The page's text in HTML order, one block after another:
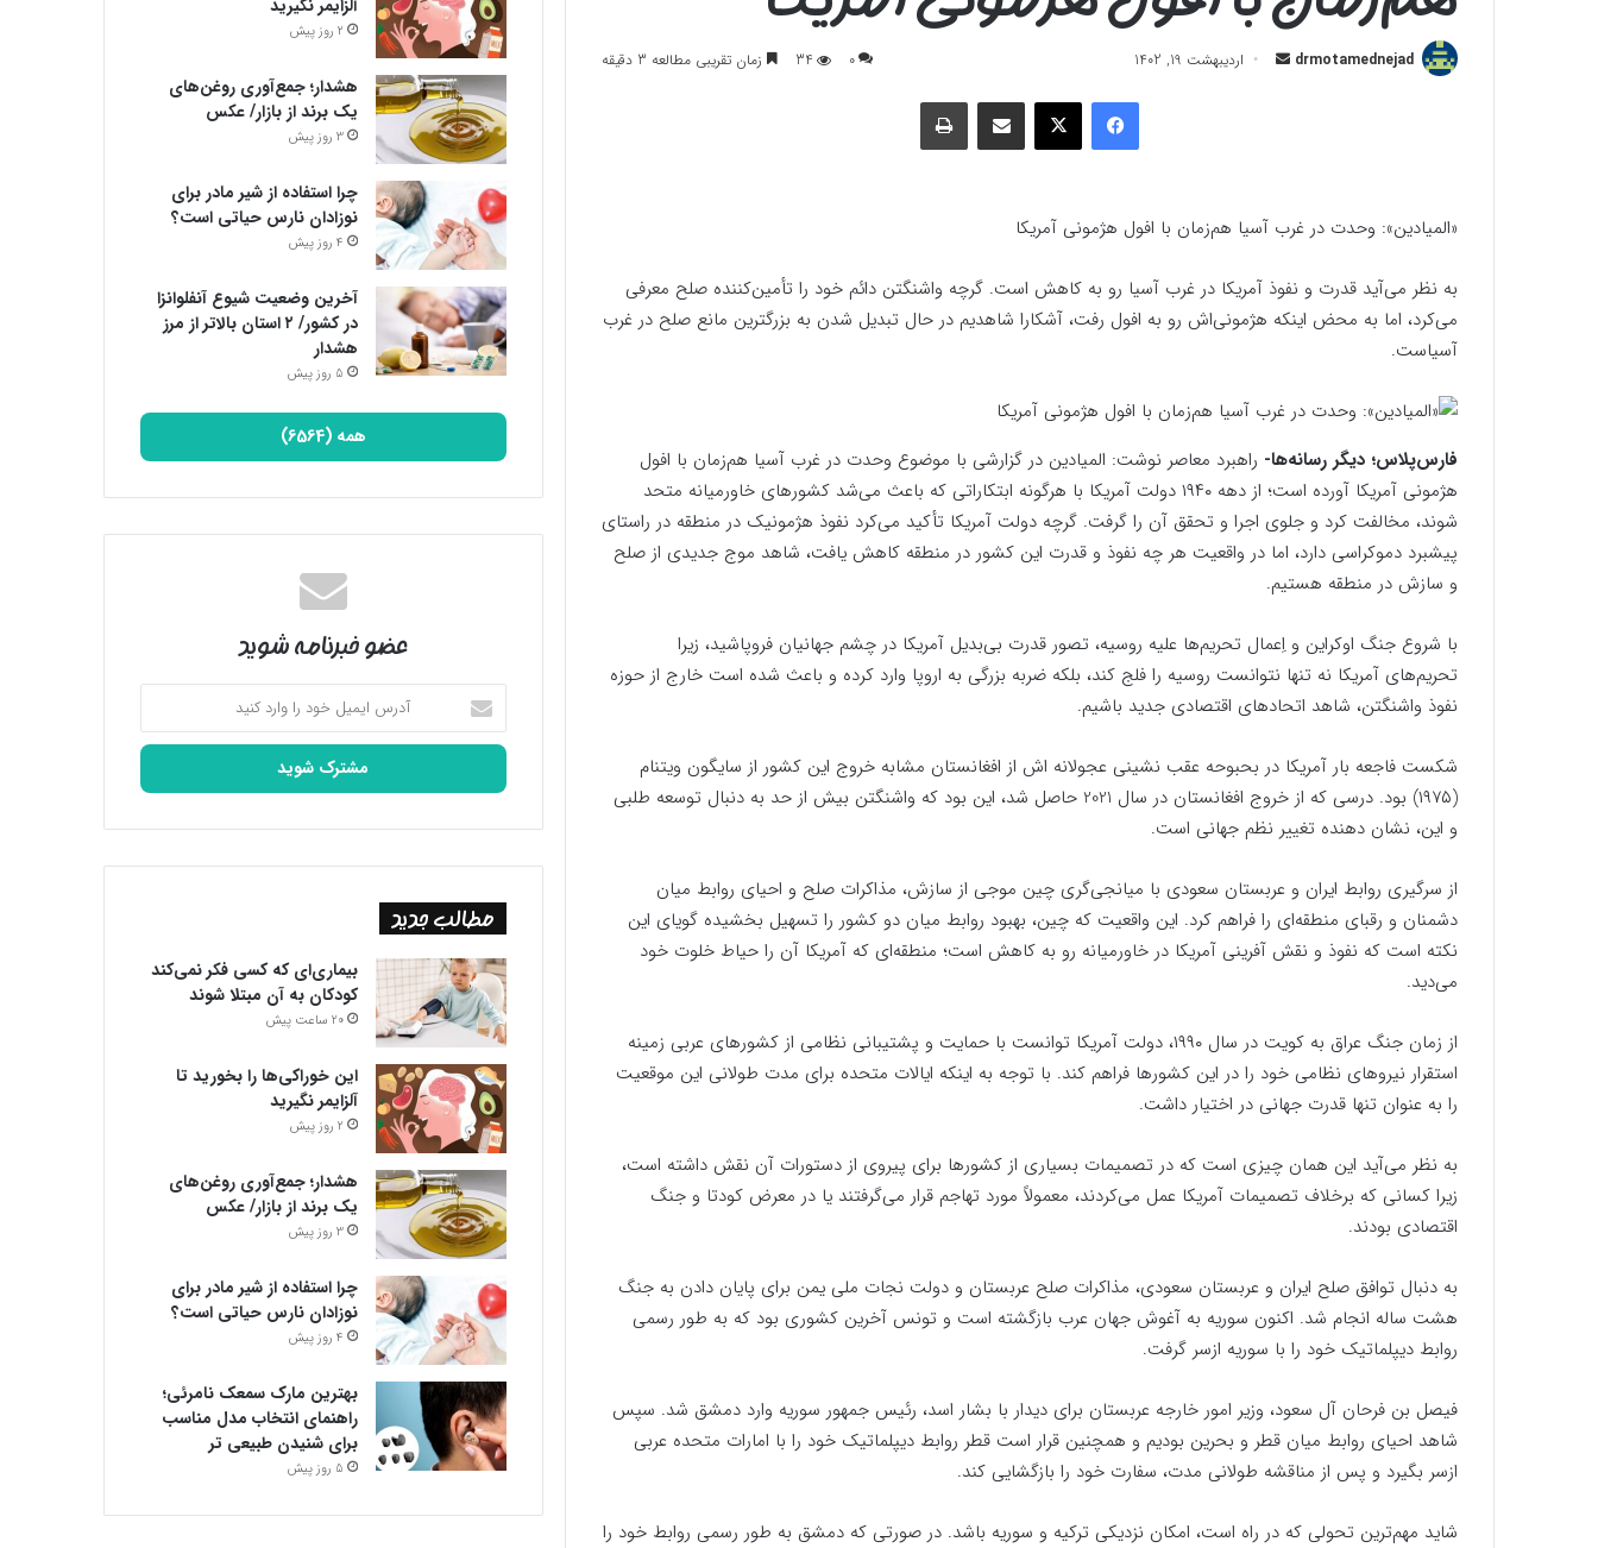
drmotamednejad
ارسال اردیبهشت 19, 1402 0
34 زمان تقریبی مطالعه 3 دقیقه
فیسبوک ایکس اشتراک گذاری با ایمیل چاپ
«المیادین»: وحدت در غرب آسیا هم‌زمان با افول هژمونی آمریکا
به نظر می‌آید قدرت و نفوذ آمریکا در غرب آسیا رو به کاهش است. گرچه واشنگتن دائم خود را تأمین‌کننده صلح معرفی
می‌کرد، اما به محض اینکه هژمونی‌اش رو به افول رفت، آشکارا شاهدیم در حال تبدیل شدن به بزرگترین مانع صلح در غرب
آسیاست.
فارس‌پلاس‌؛ دیگر رسانه‌ها- راهبرد معاصر نوشت: المیادین در گزارشی با موضوع وحدت در غرب آسیا هم‌زمان با افول
هژمونی آمریکا آورده است؛ از دهه ۱۹۴۰ دولت آمریکا با هرگونه ابتکاراتی که باعث می‌شد کشورهای خاورمیانه متحد
شوند، مخالفت کرد و جلوی اجرا و تحقق آن را گرفت. گرچه دولت آمریکا تأکید می‌کرد نفوذ هژمونیک در منطقه در راستای
پیشبرد دموکراسی دارد، اما در واقعیت هر چه نفوذ و قدرت این کشور در منطقه کاهش یافت، شاهد موج جدیدی از صلح
و سازش در منطقه هستیم.
با شروع جنگ اوکراین و اِعمال تحریم‌ها علیه روسیه، تصور قدرت بی‌بدیل آمریکا در چشم جهانیان فروپاشید، زیرا
تحریم‌های آمریکا نه تنها نتوانست روسیه را فلج کند، بلکه ضربه بزرگی به اروپا وارد کرده و باعث شده است خارج از حوزه
نفوذ واشنگتن، شاهد اتحادهای اقتصادی جدید باشیم.
شکست فاجعه بار آمریکا در بحبوحه عقب نشینی عجولانه اش از افغانستان مشابه خروج این کشور از سایگون ویتنام
(۱۹۷۵) بود. درسی که از خروج افغانستان در سال 2021 حاصل شد، این بود که واشنگتن بیش از حد به دنبال توسعه طلبی
و این، نشان دهنده تغییر نظم جهانی است.
از سرگیری روابط ایران و عربستان سعودی با میانجی‌گری چین موجی از سازش، مذاکرات صلح و احیای روابط میان
دشمنان و رقبای منطقه‌ای را فراهم کرد. این واقعیت که چین، بهبود روابط میان دو کشور را تسهیل بخشیده گویای این
نکته است که نفوذ و نقش آفرینی آمریکا در خاورمیانه رو به کاهش است؛ منطقه‌ای که آمریکا آن را حیاط خلوت خود
می‌دید.
از زمان جنگ عراق به کویت در سال ۱۹۹۰، دولت آمریکا توانست با حمایت و پشتیبانی نظامی از کشورهای عربی زمینه
استقرار نیروهای نظامی خود را در این کشورها فراهم کند. با توجه به اینکه ایالات متحده برای مدت طولانی این موقعیت
را به عنوان تنها قدرت جهانی در اختیار داشت.
به نظر می‌آید این همان چیزی است که در تصمیمات بسیاری از کشورها برای پیروی از دستورات آن نقش داشته است،
زیرا کسانی که برخلاف تصمیمات آمریکا عمل می‌کردند، معمولاً مورد تهاجم قرار می‌گرفتند یا در معرض کودتا و جنگ
اقتصادی بودند.
به دنبال توافق صلح ایران و عربستان سعودی، مذاکرات صلح عربستان و دولت نجات ملی یمن برای پایان دادن به جنگ
هشت ساله انجام شد. اکنون سوریه به آغوش جهان عرب بازگشته است و تونس آخرین کشوری بود که به طور رسمی
روابط دیپلماتیک خود را با سوریه ازسر گرفت.
فیصل بن فرحان آل سعود، وزیر امور خارجه عربستان برای دیدار با بشار اسد، رئیس جمهور سوریه وارد دمشق شد. سپس
شاهد احیای روابط میان قطر و بحرین بودیم و همچنین قرار است قطر روابط دیپلماتیک خود را با امارات متحده عربی
ازسر بگیرد و پس از مناقشه طولانی مدت، سفارت خود را بازگشایی کند.
شاید مهم‌ترین تحولی که در راه است، امکان نزدیکی ترکیه و سوریه باشد. در صورتی که دمشق به طور رسمی روابط خود را
آلزایمر نگیرید
2 روز پیش
هشدار؛ جمع‌آوری روغن‌های
یک برند از بازار/ عکس
3 روز پیش
چرا استفاده از شیر مادر برای
نوزادان نارس حیاتی است؟
4 روز پیش
آخرین وضعیت شیوع آنفلوانزا
در کشور/ ۲ استان بالاتر از مرز
هشدار
5 روز پیش
همه (6564)
عضو خبرنامه شوید
آدرس
ایمیل
خود
وارد
مطالب جدید
بیماری‌ای که کسی فکر نمی‌کند
کودکان به آن مبتلا شوند
20 ساعت پیش
این خوراکی‌ها را بخورید تا
آلزایمر نگیرید
2 روز پیش
هشدار؛ جمع‌آوری روغن‌های
یک برند از بازار/ عکس
3 روز پیش
چرا استفاده از شیر مادر برای
نوزادان نارس حیاتی است؟
4 روز پیش
بهترین مارک سمعک نامرئی؛
راهنمای انتخاب مدل مناسب
برای شنیدن طبیعی تر
5 روز پیش